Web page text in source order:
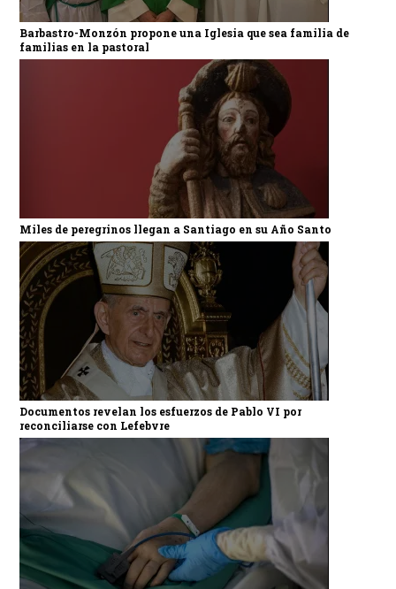
Barbastro-Monzón propone una Iglesia que sea familia de
familias en la pastoral
Miles de peregrinos llegan a Santiago en su Año Santo
Documentos revelan los esfuerzos de Pablo VI por
reconciliarse con Lefebvre